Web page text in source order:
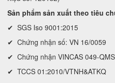
Sản phẩm sản xuất theo tiêu
✔ SGS Iso 9001:2015
✔ Chứng nhận số: VN 16/0059
✔ Chứng nhận VINCAS 049-
✔ TCCS 01:2010/VTNH&ATKQ